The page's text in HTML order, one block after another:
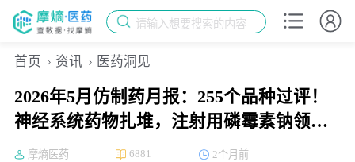
请输入想要搜索的内容
首页 资讯 医药洞见
2026年5月仿制药月报：255个品种过评！
神经系统药物扎堆，注射用磷霉素钠领跑
一致性评价申报
摩熵医药 6881 2个月前